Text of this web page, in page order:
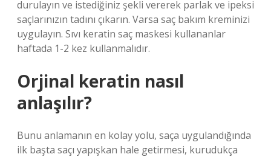
durulayın ve istediğiniz şekli vererek parlak ve ipeksi
saçlarınızın tadını çıkarın. Varsa saç bakım kreminizi
uygulayın. Sıvı keratin saç maskesi kullananlar
haftada 1-2 kez kullanmalıdır.
Orjinal keratin nasıl
anlaşılır?
Bunu anlamanın en kolay yolu, saça uygulandığında
ilk başta saçı yapışkan hale getirmesi, kurudukça